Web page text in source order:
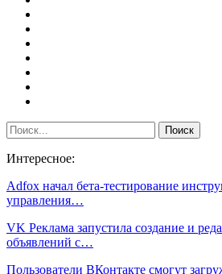
Интересное:
Adfox начал бета-тестирование
управления…
VK Реклама запустила создание и
объявлений с…
Пользователи ВКонтакте смогут